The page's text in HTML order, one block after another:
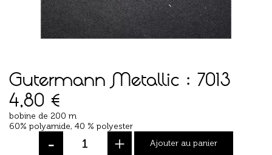
Gutermann Metallic : 7013
4,80 €
bobine de 200 m
60% polyamide, 40 % polyester
- + Ajouter au panier